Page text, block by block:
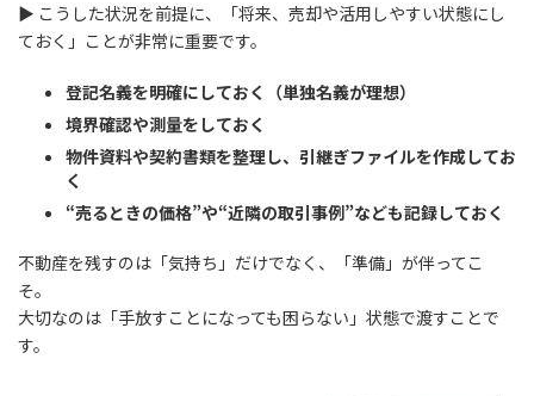
▶ こうした状況を前提に、「将来、売却や活用しやすい状態にし
ておく」ことが非常に重要です。
登記名義を明確にしておく（単独名義が理想）
境界確認や測量をしておく
物件資料や契約書類を整理し、引継ぎファイルを作成してお
く
“売るときの価格”や“近隣の取引事例”なども記録しておく
不動産を残すのは「気持ち」だけでなく、「準備」が伴ってこ
そ。
大切なのは「手放すことになっても困らない」状態で渡すことで
す。